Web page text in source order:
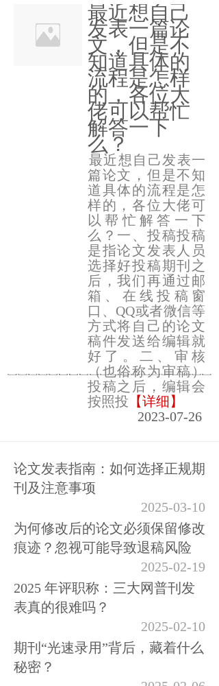
最近想自己
发表一篇论
文，但是不
知道具体的
流程是怎样
的，各位大
佬可以帮忙
解答一下
么？
最近想自己发表一
篇论文，但是不知
道具体的流程是怎
样的，各位大佬可
以帮忙解答一下
么？一、投稿投稿
是指论文发表人员
选择好投稿期刊之
后，我们再通过邮
箱、在线投稿窗
口、QQ或者微信等
方式将自己的论文
稿件发送给编辑就
好了。二、审核
（也俗称为审稿）
投稿之后，编辑会
按照投 【详细】
2023-07-26
论文发表指南：如何选择正规期
刊及注意事项
2025-03-10
为何修改后的论文必须保留修改
痕迹？忽视可能导致退稿风险
2025-02-19
2025 年评职称：三大网普刊发
表真的很难吗？
2025-02-10
期刊“光速录用”背后，藏着什么
秘密？